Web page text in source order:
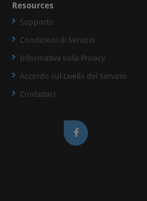
Resources
Supporto
Condizioni di Servizio
Informativa sulla Privacy
Accordo sul Livello del Servizio
Contattaci